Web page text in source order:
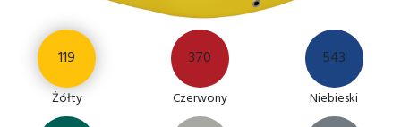
119
Żółty
370
Czerwony
543
Niebieski